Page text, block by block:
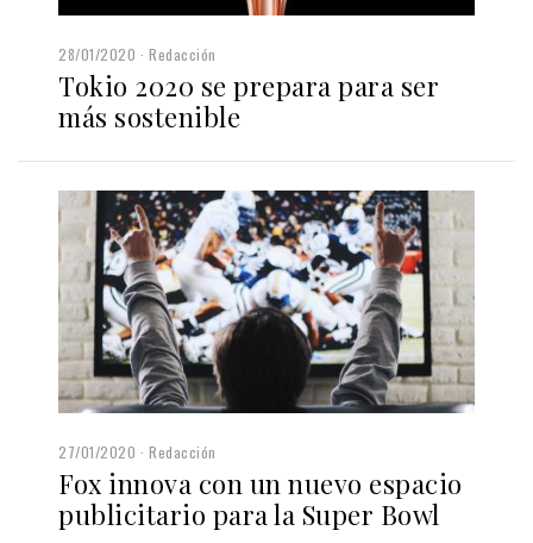
28/01/2020 Redacción
Tokio 2020 se prepara para ser
más sostenible
27/01/2020 Redacción
Fox innova con un nuevo espacio
publicitario para la Super Bowl